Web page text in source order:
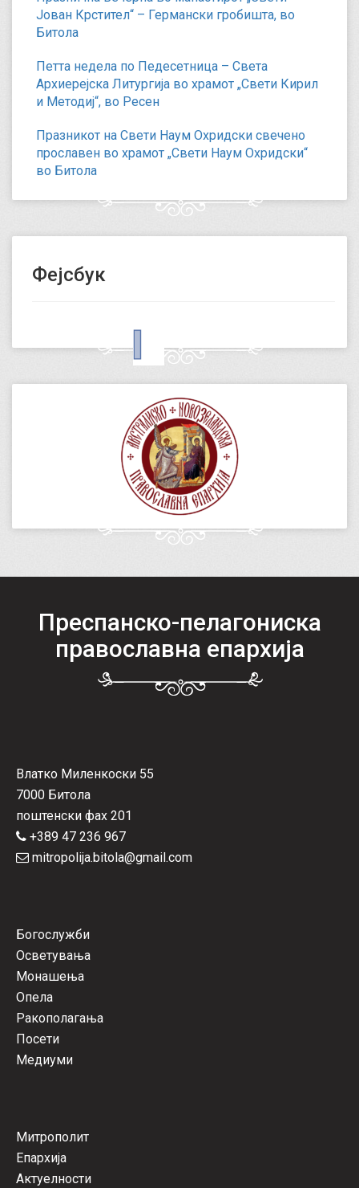
Јован Крстител“ – Германски гробишта, во
Битола
Петта недела по Педесетница – Света
Архиерејска Литургија во храмот „Свети Кирил
и Методиј“, во Ресен
Празникот на Свети Наум Охридски свечено
прославен во храмот „Свети Наум Охридски“
во Битола
Фејсбук
Преспанско-пелагониска
православна епархија
Влатко Миленкоски 55
7000 Битола
поштенски фах 201
+389 47 236 967
mitropolija.bitola@gmail.com
Богослужби
Осветувања
Монашења
Опела
Ракополагања
Посети
Медиуми
Митрополит
Епархија
Актуелности